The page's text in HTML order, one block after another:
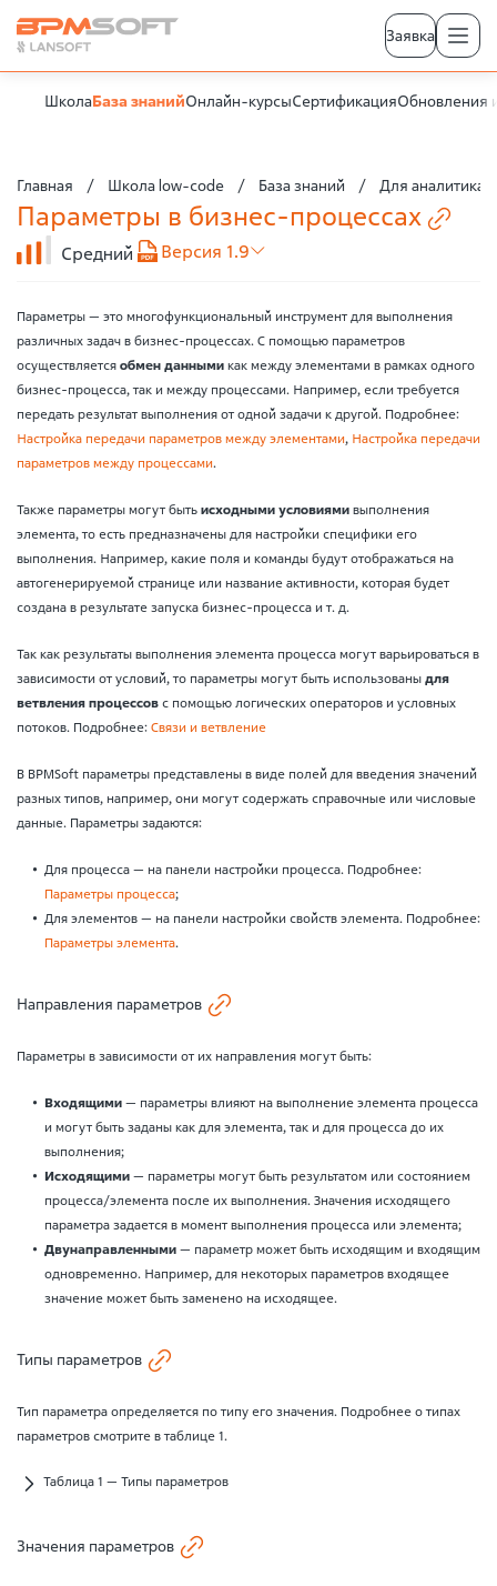
Заявка
ШколаБаза знанийОнлайн-курсыСертификацияОбновления
Главная Школа low-code База знаний Для аналитика
Параметры в бизнес-процессах
Средний Версия 1.9
Параметры — это многофункциональный инструмент для выполнения
различных задач в бизнес-процессах. С помощью параметров
осуществляетсяобмен даннымикак между элементами в рамках одного
бизнес-процесса, так и между процессами. Например, если требуется
передать результат выполнения от одной задачи к другой. Подробнее:
Настройка передачи параметров между элементами, Настройка передачи
параметров между процессами.
Также параметры могут бытьисходными условиямивыполнения
элемента, то есть предназначены для настройки специфики его
выполнения. Например, какие поля и команды будут отображаться на
автогенерируемой странице или название активности, которая будет
создана в результате запуска бизнес-процесса и т. д.
Так как результаты выполнения элемента процесса могут варьироваться в
зависимости от условий, то параметры могут быть использованыдля
ветвления процессовс помощью логических операторов и условных
потоков. Подробнее:Связи и ветвление
В BPMSoft параметры представлены в виде полей для введения значений
разных типов, например, они могут содержать справочные или числовые
данные. Параметры задаются:
Для процесса — на панели настройки процесса. Подробнее:
Параметры процесса;
Для элементов — на панели настройки свойств элемента. Подробнее:
Параметры элемента.
Направления параметров
Параметры в зависимости от их направления могут быть:
Входящими— параметры влияют на выполнение элемента процесса
и могут быть заданы как для элемента, так и для процесса до их
выполнения;
Исходящими— параметры могут быть результатом или состоянием
процесса/элемента после их выполнения. Значения исходящего
параметра задается в момент выполнения процесса или элемента;
Двунаправленными— параметр может быть исходящим и входящим
одновременно. Например, для некоторых параметров входящее
значение может быть заменено на исходящее.
Типы параметров
Тип параметра определяется по типу его значения. Подробнее о типах
параметров смотрите в таблице 1.
Таблица 1 — Типы параметров
Значения параметров